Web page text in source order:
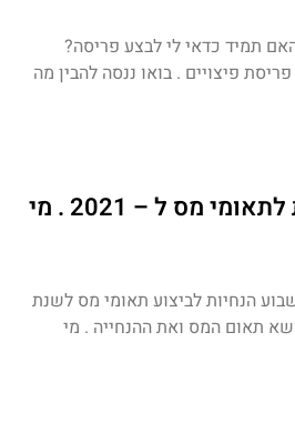
האם תמיד כדאי לי לבצע פריסה?
פיצויים . בואו ננסה להבין מה
נפתחה האפשרות לתאומי מס ל – 2021 . מי
הנחיות לביצוע תאומי מס לשנת
נושא תאום המס ואת ההנחייה . מי